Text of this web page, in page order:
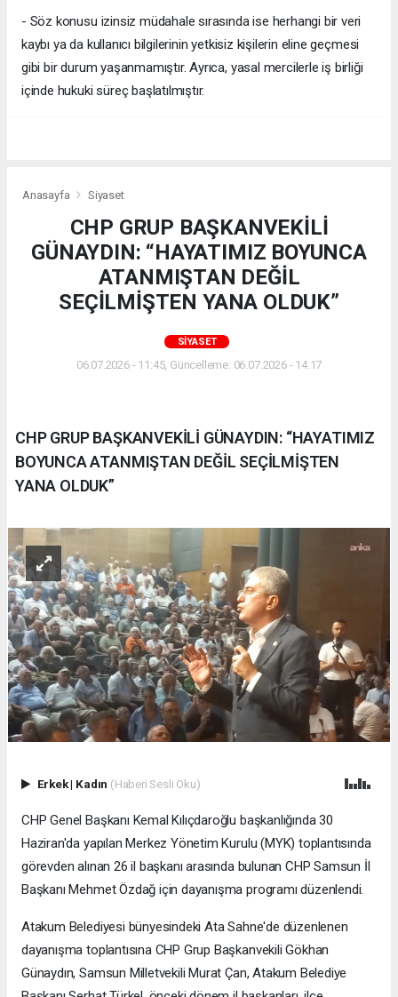
- Söz konusu izinsiz müdahale sırasında ise herhangi bir veri
kaybı ya da kullanıcı bilgilerinin yetkisiz kişilerin eline geçmesi
gibi bir durum yaşanmamıştır. Ayrıca, yasal mercilerle iş birliği
içinde hukuki süreç başlatılmıştır.
Anasayfa Siyaset
CHP GRUP BAŞKANVEKİLİ
GÜNAYDIN: “HAYATIMIZ BOYUNCA
ATANMIŞTAN DEĞİL
SEÇİLMİŞTEN YANA OLDUK”
SIYASET
06.07.2026 - 11:45, Güncelleme: 06.07.2026 - 14:17
CHP GRUP BAŞKANVEKİLİ GÜNAYDIN: “HAYATIMIZ
BOYUNCA ATANMIŞTAN DEĞİL SEÇİLMİŞTEN
YANA OLDUK”
Erkek| Kadın (Haberi Sesli Oku)
CHP Genel Başkanı Kemal Kılıçdaroğlu başkanlığında 30
Haziran'da yapılan Merkez Yönetim Kurulu (MYK) toplantısında
görevden alınan 26 il başkanı arasında bulunan CHP Samsun İl
Başkanı Mehmet Özdağ için dayanışma programı düzenlendi.
Atakum Belediyesi bünyesindeki Ata Sahne'de düzenlenen
dayanışma toplantısına CHP Grup Başkanvekili Gökhan
Günaydın, Samsun Milletvekili Murat Çan, Atakum Belediye